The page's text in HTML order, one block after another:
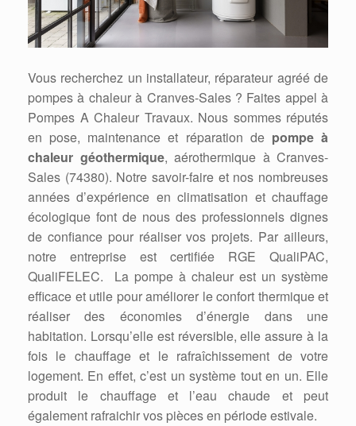
Vous recherchez un installateur, réparateur agréé de
pompes à chaleur à Cranves-Sales ? Faites appel à
Pompes A Chaleur Travaux. Nous sommes réputés
en pose, maintenance et réparation de pompe à
chaleur géothermique, aérothermique à Cranves-
Sales (74380). Notre savoir-faire et nos nombreuses
années d’expérience en climatisation et chauffage
écologique font de nous des professionnels dignes
de confiance pour réaliser vos projets. Par ailleurs,
notre entreprise est certifiée RGE QualiPAC,
QualiFELEC. La pompe à chaleur est un système
efficace et utile pour améliorer le confort thermique et
réaliser des économies d’énergie dans une
habitation. Lorsqu’elle est réversible, elle assure à la
fois le chauffage et le rafraîchissement de votre
logement. En effet, c’est un système tout en un. Elle
produit le chauffage et l’eau chaude et peut
également rafraichir vos pièces en période estivale.